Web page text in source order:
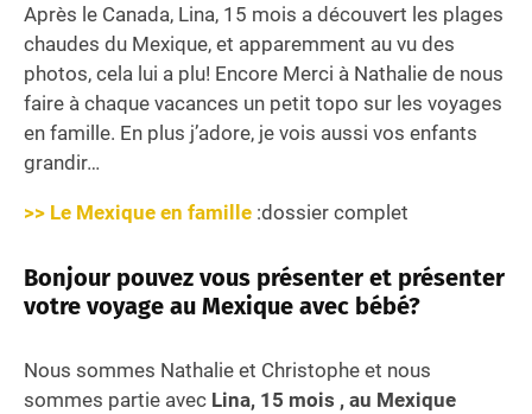
Après le Canada, Lina, 15 mois a découvert les plages
chaudes du Mexique, et apparemment au vu des
photos, cela lui a plu! Encore Merci à Nathalie de nous
faire à chaque vacances un petit topo sur les voyages
en famille. En plus j’adore, je vois aussi vos enfants
grandir…
>> Le Mexique en famille :dossier complet
Bonjour pouvez vous présenter et présenter
votre voyage au Mexique avec bébé?
Nous sommes Nathalie et Christophe et nous
sommes partie avec Lina, 15 mois , au Mexique